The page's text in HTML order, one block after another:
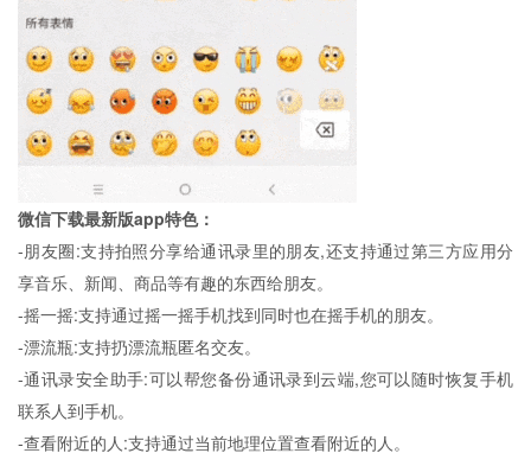
微信下载最新版app特色：
-朋友圈:支持拍照分享给通讯录里的朋友,还支持通过第三方应用分
享音乐、新闻、商品等有趣的东西给朋友。
-摇一摇:支持通过摇一摇手机找到同时也在摇手机的朋友。
-漂流瓶:支持扔漂流瓶匿名交友。
-通讯录安全助手:可以帮您备份通讯录到云端,您可以随时恢复手机
联系人到手机。
-查看附近的人:支持通过当前地理位置查看附近的人。